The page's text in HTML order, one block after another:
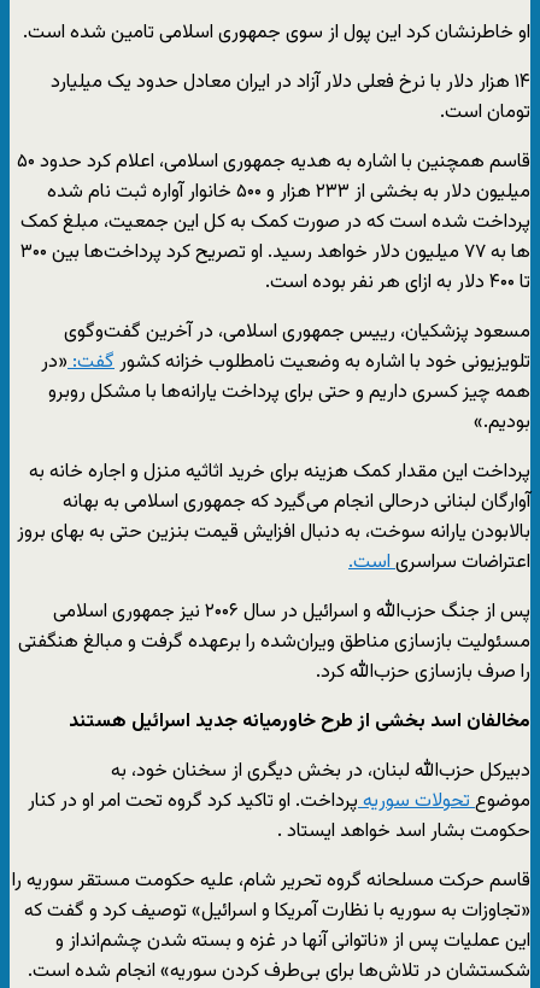
او خاطرنشان کرد این پول از سوی جمهوری اسلامی تامین شده است.
۱۴ هزار دلار با نرخ فعلی دلار آزاد در ایران معادل حدود یک میلیارد
تومان است.
قاسم همچنین با اشاره به هدیه جمهوری اسلامی، اعلام کرد حدود ۵۰
میلیون دلار به بخشی از ۲۳۳ هزار و ۵۰۰ خانوار آواره ثبت نام شده
پرداخت شده است که در صورت کمک به کل این جمعیت، مبلغ کمک
ها به ۷۷ میلیون دلار خواهد رسید. او تصریح کرد پرداخت‌ها بین ۳۰۰
تا ۴۰۰ دلار به ازای هر نفر بوده است.
مسعود پزشکیان، رییس جمهوری اسلامی، در آخرین گفت‌وگوی
تلویزیونی خود با اشاره به وضعیت نامطلوب خزانه کشورگفت:«در
همه چیز کسری داریم و حتی برای پرداخت یارانه‌ها با مشکل روبرو
بودیم.»
پرداخت این مقدار کمک هزینه برای خرید اثاثیه منزل و اجاره خانه به
آوارگان لبنانی درحالی‌ انجام می‌گیرد که جمهوری اسلامی به بهانه
بالابودن یارانه سوخت، به دنبال افزایش قیمت بنزین حتی به بهای بروز
اعتراضات سراسریاست.
پس از جنگ حزب‌الله و اسرائیل در سال ۲۰۰۶ نیز جمهوری اسلامی
مسئولیت بازسازی مناطق ویران‌شده را برعهده گرفت و مبالغ هنگفتی
را صرف بازسازی حزب‌الله کرد.
مخالفان اسد بخشی از طرح خاورمیانه جدید اسرائیل هستند
دبیرکل حزب‌الله لبنان، در بخش دیگری از سخنان خود، به
موضوعتحولات سوریهپرداخت. او تاکید کرد گروه تحت امر او در کنار
حکومت بشار اسد خواهد ایستاد .
قاسم حرکت مسلحانه گروه تحریر شام، علیه حکومت مستقر سوریه را
«تجاوزات به سوریه با نظارت آمریکا و اسرائیل» توصیف کرد و گفت که
این عملیات پس از «ناتوانی آنها در غزه و بسته شدن چشم‌انداز و
شکستشان در تلاش‌ها برای بی‌طرف کردن سوریه» انجام شده است.